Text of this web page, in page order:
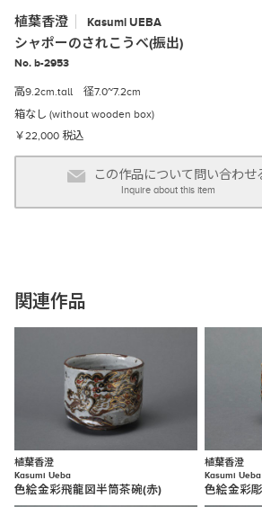
植葉香澄 Kasumi UEBA
シャポーのされこうべ(振出)
No. b-2953
高9.2cm.tall 径7.0~7.2cm
箱なし (without wooden box)
￥22,000 税込
この作品について問い合わせ
Inquire about this item
関連作品
植葉香澄
Kasumi Ueba
色絵金彩飛龍図半筒茶碗(赤)
植葉香澄
Kasumi Ueba
色絵金彩